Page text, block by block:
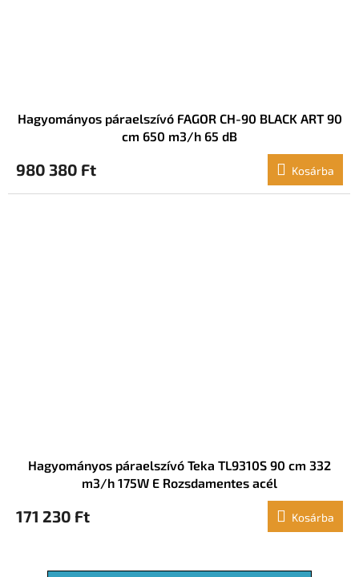
Hagyományos páraelszívó FAGOR CH-90 BLACK ART 90
cm 650 m3/h 65 dB
980 380 Ft Kosárba
Hagyományos páraelszívó Teka TL9310S 90 cm 332
m3/h 175W E Rozsdamentes acél
171 230 Ft Kosárba